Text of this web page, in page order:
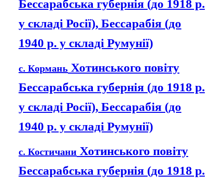
Бессарабська губернія (до 1918 р.
у складі Росії), Бессарабія (до
1940 р. у складі Румунії)
с. Кормань Хотинського повіту
Бессарабська губернія (до 1918 р.
у складі Росії), Бессарабія (до
1940 р. у складі Румунії)
с. Костичани Хотинського повіту
Бессарабська губернія (до 1918 р.